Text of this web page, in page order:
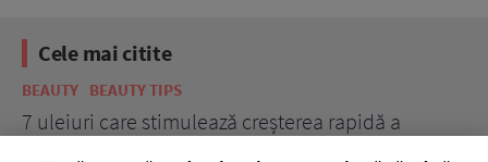
Cele mai citite
BEAUTY BEAUTY TIPS
7 uleiuri care stimulează creșterea rapidă a